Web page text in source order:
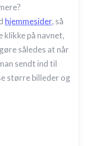
hjemmesider, så
klikke på navnet,
således at når
sendt ind til
større billeder og